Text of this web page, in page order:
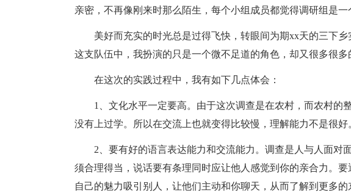
亲密，不再像刚来时那么陌生，每个小组成员都觉得调研组是一
美好而充实的时光总是过得飞快，转眼间为期xx天的三下乡
这支队伍中，我扮演的只是一个微不足道的角色，却又很多很多
在这次的实践过程中，我有如下几点体会：
1、文化水平一定要高。由于这次调查是在农村，而农村的
没有上过学。所以在交流上也就变得比较慢，理解能力不是很好
2、要有好的语言表达能力和交流能力。调查是人与人面对
须合理得当，说话要有条理同时应让他人感觉到你的亲合力。
自己的魅力吸引别人，让他们主动和你聊天，从而了解到更多